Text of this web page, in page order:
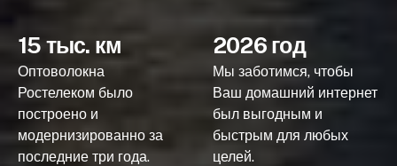
15 тыс. км
Оптоволокна
Ростелеком было
построено и
модернизированно за
последние три года.
2026 год
Мы заботимся, чтобы
Ваш домашний интернет
был выгодным и
быстрым для любых
целей.